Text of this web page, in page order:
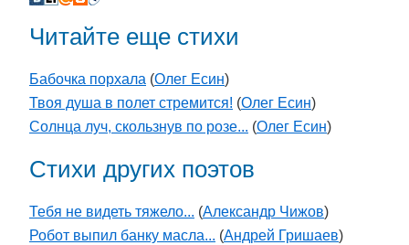
Читайте еще стихи
Бабочка порхала (Олег Есин)
Твоя душа в полет стремится! (Олег Есин)
Солнца луч, скользнув по розе... (Олег Есин)
Стихи других поэтов
Тебя не видеть тяжело... (Александр Чижов)
Робот выпил банку масла... (Андрей Гришаев)